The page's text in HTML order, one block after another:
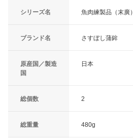
シリーズ名 魚肉練製品（末廣）
ブランド名 さすぼし蒲鉾
原産国／製造
国
日本
総個数 2
総重量 480g